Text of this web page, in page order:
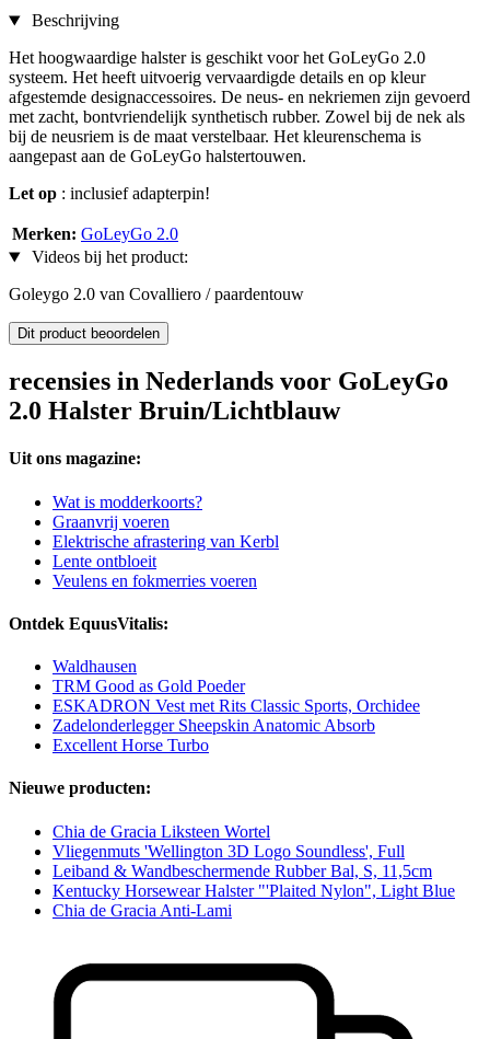
Beschrijving
Het hoogwaardige halster is geschikt voor het GoLeyGo 2.0
systeem. Het heeft uitvoerig vervaardigde details en op kleur
afgestemde designaccessoires. De neus- en nekriemen zijn gevoerd
met zacht, bontvriendelijk synthetisch rubber. Zowel bij de nek als
bij de neusriem is de maat verstelbaar. Het kleurenschema is
aangepast aan de GoLeyGo halstertouwen.
Let op : inclusief adapterpin!
Merken: GoLeyGo 2.0
Videos bij het product:
Goleygo 2.0 van Covalliero / paardentouw
Dit product beoordelen
recensies in Nederlands voor GoLeyGo
2.0 Halster Bruin/Lichtblauw
Uit ons magazine:
Wat is modderkoorts?
Graanvrij voeren
Elektrische afrastering van Kerbl
Lente ontbloeit
Veulens en fokmerries voeren
Ontdek EquusVitalis:
Waldhausen
TRM Good as Gold Poeder
ESKADRON Vest met Rits Classic Sports, Orchidee
Zadelonderlegger Sheepskin Anatomic Absorb
Excellent Horse Turbo
Nieuwe producten:
Chia de Gracia Liksteen Wortel
Vliegenmuts 'Wellington 3D Logo Soundless', Full
Leiband & Wandbeschermende Rubber Bal, S, 11,5cm
Kentucky Horsewear Halster "'Plaited Nylon", Light Blue
Chia de Gracia Anti-Lami